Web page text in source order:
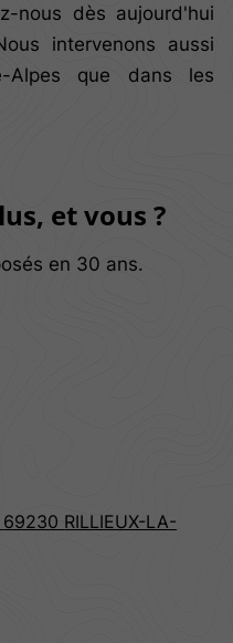
nous dès aujourd'hui
intervenons aussi
Alpes que dans les
69230 RILLIEUX-LA-
et vous ?
en 30 ans.